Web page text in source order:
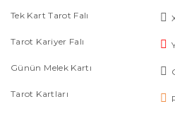
Tek Kart Tarot Falı
Tarot Kariyer Falı
Günün Melek Kartı
Tarot Kartları